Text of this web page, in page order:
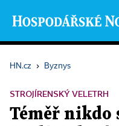
HN.cz › Byznys
STROJÍRENSKÝ VELETRH
Téměř nikdo